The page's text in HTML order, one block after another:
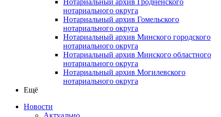
нотариального округа
Нотариальный архив Гомельского
нотариального округа
Нотариальный архив Минского городского
нотариального округа
Нотариальный архив Минского областного
нотариального округа
Нотариальный архив Могилевского
нотариального округа
Ещё
Новости
Актуально